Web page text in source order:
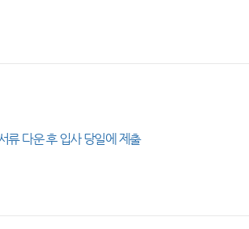
류 다운 후 입사 당일에 제출